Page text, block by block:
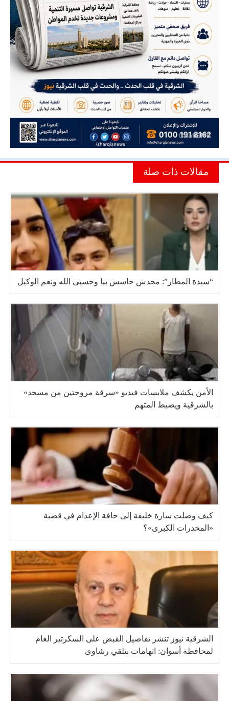
مقالات ذات صلة
“سيدة المطار”: محدش حاسس بيا وحسبي الله ونعم الوكيل
الأمن يكشف ملابسات فيديو «سرقة مروحتين من مسجد»
بالشرقية ويضبط المتهم
كيف وصلت سارة خليفة إلى حافة الإعدام في قضية
«المخدرات الكبرى»؟
الشرقية نيوز تنشر تفاصيل القبض على السكرتير العام
لمحافظة أسوان: اتهامات بتلقي رشاوى